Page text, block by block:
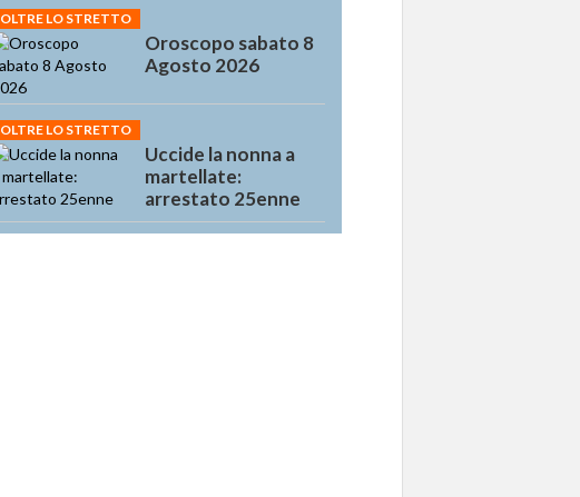
OLTRE LO STRETTO
Oroscopo sabato 8
Agosto 2026
OLTRE LO STRETTO
Uccide la nonna a
martellate:
arrestato 25enne